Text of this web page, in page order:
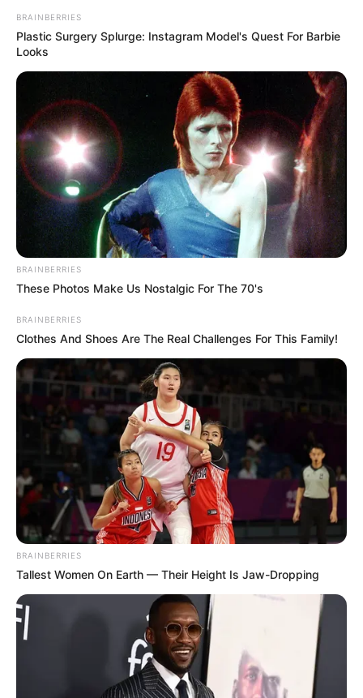
“Es impresionante cómo una
decisión de vida puede levantar
tanta ámpula y debate en las
redes sociales a nivel global. Ver la
reacción de la audiencia te
congela la sangre de la pura
impresión; por un lado están
quienes defienden la libertad
absoluta de modificar el cuerpo
para alinearlo con la identidad
animal interior, y por el otro, un
clamor unánime de asombro y
preocupación. La atmósfera en la
caja de comentarios está que
corta con un cuchillo”, comentó un
reconocido especialista en
dinámicas y subculturas digitales
al analizar el brutal impacto del
BRAINBERRIES
Plastic Surgery Splurge: Instagram Model's Quest For Barbie
Looks
BRAINBERRIES
These Photos Make Us Nostalgic For The 70's
BRAINBERRIES
Clothes And Shoes Are The Real Challenges For This Family!
BRAINBERRIES
Tallest Women On Earth — Their Height Is Jaw-Dropping